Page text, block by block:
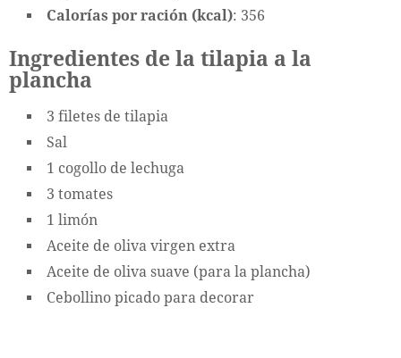
Calorías por ración (kcal): 356
Ingredientes de la tilapia a la
plancha
3 filetes de tilapia
Sal
1 cogollo de lechuga
3 tomates
1 limón
Aceite de oliva virgen extra
Aceite de oliva suave (para la plancha)
Cebollino picado para decorar